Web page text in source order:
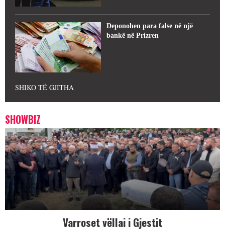
Deponohen para false në një
bankë në Prizren
SHIKO TË GJITHA
SHOWBIZ
Varroset vëllai i Gjestit